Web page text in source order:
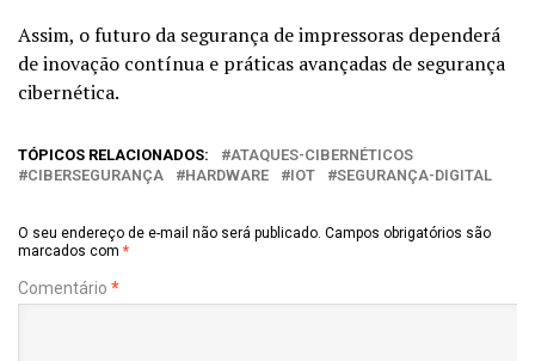
Assim, o futuro da segurança de impressoras dependerá
de inovação contínua e práticas avançadas de segurança
cibernética.
TÓPICOS RELACIONADOS:
ATAQUES-CIBERNÉTICOS
CIBERSEGURANÇA
HARDWARE IOT SEGURANÇA-DIGITAL
O seu endereço de e-mail não será publicado. Campos obrigatórios são
marcados com *
Comentário *